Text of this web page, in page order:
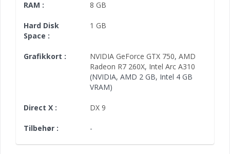
RAM : 8 GB
Hard Disk
Space :
1 GB
Grafikkort : NVIDIA GeForce GTX 750, AMD
Radeon R7 260X, Intel Arc A310
(NVIDIA, AMD 2 GB, Intel 4 GB
VRAM)
Direct X : DX 9
Tilbehør : -